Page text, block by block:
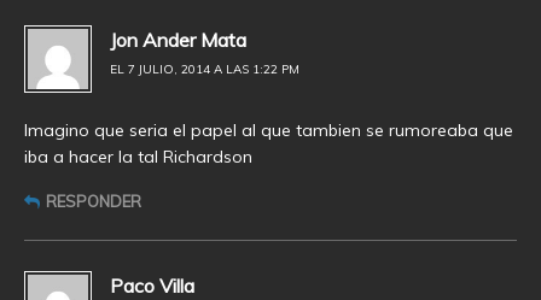
Jon Ander Mata
EL 7 JULIO, 2014 A LAS 1:22 PM
Imagino que seria el papel al que tambien se rumoreaba que
iba a hacer la tal Richardson
RESPONDER
Paco Villa